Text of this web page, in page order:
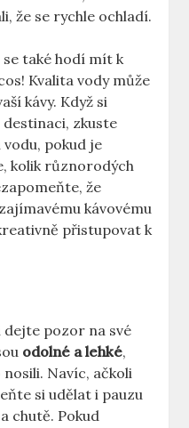
že se rychle ochladí.
se také hodí mít k
Kvalita vody může
kávy. Když si
zkuste
pokud je
kolik různorodých
že
kávovému
přistupovat k
dejte pozor na své
odolné a lehké,
Navíc, ačkoli
si udělat i pauzu
chutě. Pokud